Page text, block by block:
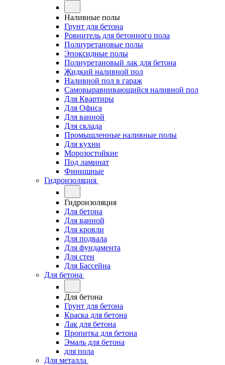
Наливные полы
Грунт для бетона
Ровнитель для бетонного пола
Полиуретановые полы
Эпоксидные полы
Полиуретановый лак для бетона
Жидкий наливной пол
Наливной пол в гараж
Самовыравнивающийся наливной пол
Для Квартиры
Для Офиса
Для ванной
Для склада
Промышленные наливные полы
Для кухни
Морозостойкие
Под ламинат
Финишные
Гидроизоляция
Гидроизоляция
Для бетона
Для ванной
Для кровли
Для подвала
Для фундамента
Для стен
Для Бассейна
Для бетона
Для бетона
Грунт для бетона
Краска для бетона
Лак для бетона
Пропитка для бетона
Эмаль для бетона
для пола
Для металла